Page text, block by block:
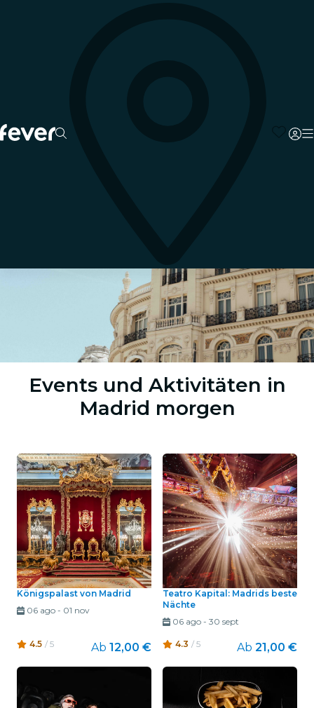
Events und Aktivitäten in
Madrid morgen
Königspalast von Madrid
06 ago- 01 nov
4.5 / 5 Ab 12,00 €
Teatro Kapital: Madrids beste
Nächte
06 ago- 30 sept
4.3 / 5 Ab 21,00 €